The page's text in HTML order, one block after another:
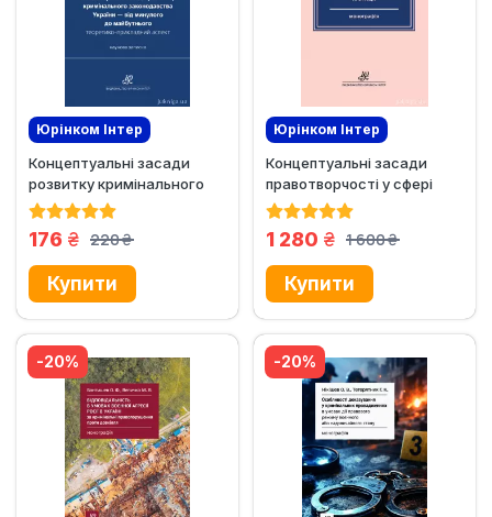
Юрінком Iнтер
Ексклюзив Новинка!
Концептуальні засади
розвитку кримінального
законодавства України -
220
грн.
176 грн.
Юрінком Iнтер
Новинка! Ексклюзив
Концептуальні засади
правотворчості у сфері
кримінальної юстиції
1 600
грн.
1 280 грн.
-20% -20%